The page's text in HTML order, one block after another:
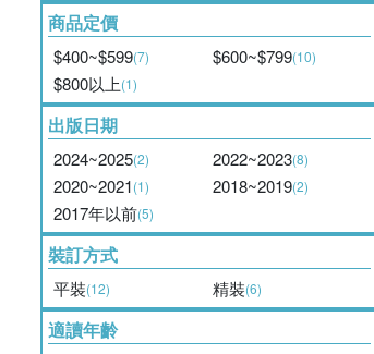
商品定價
$400~$599(7) $600~$799(10)
$800以上(1)
出版日期
2024~2025(2) 2022~2023(8)
2020~2021(1) 2018~2019(2)
2017年以前(5)
裝訂方式
平裝(12) 精裝(6)
適讀年齡